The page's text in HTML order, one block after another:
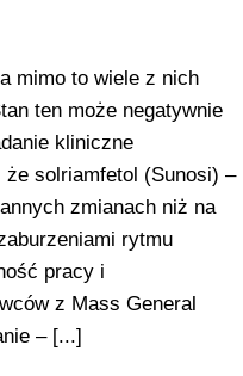
mimo to wiele z nich
ten może negatywnie
kliniczne
że solriamfetol (Sunosi) –
zmianach niż na
rytmu
pracy i
z Mass General
– [...]